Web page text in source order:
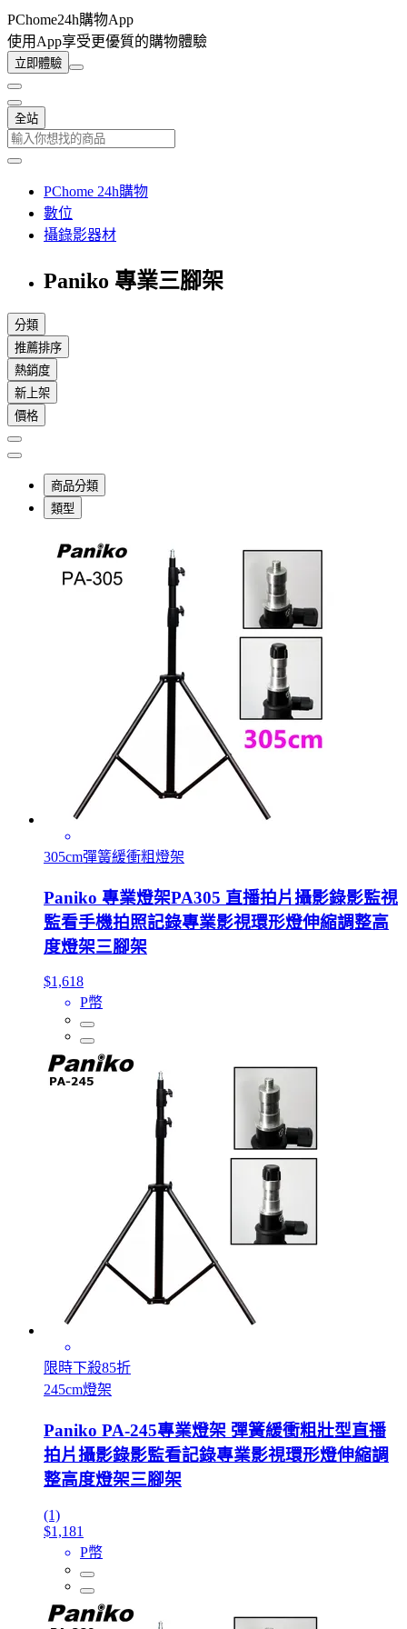
PChome24h購物App
使用App享受更優質的購物體驗
立即體驗
全站
PChome 24h購物
數位
攝錄影器材
Paniko 專業三腳架
分類
推薦排序
熱銷度
新上架
價格
商品分類
類型
305cm彈簧緩衝粗燈架
Paniko 專業燈架PA305 直播拍片攝影錄影監視
監看手機拍照記錄專業影視環形燈伸縮調整高
度燈架三腳架
$1,618
P幣
限時下殺85折
245cm燈架
Paniko PA-245專業燈架 彈簧緩衝粗壯型直播
拍片攝影錄影監看記錄專業影視環形燈伸縮調
整高度燈架三腳架
(1)
$1,181
P幣